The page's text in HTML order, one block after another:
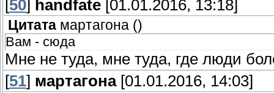
[50] handfate [01.01.2016, 13:18]
Цитата мартагона ()
Вам - сюда
Мне не туда, мне туда, где люди
[51] мартагона[01.01.2016, 14:03]